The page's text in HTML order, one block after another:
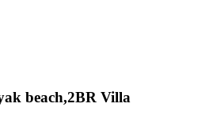
beach,2BR Villa